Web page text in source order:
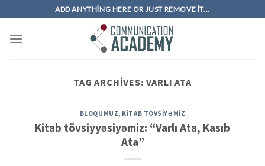
to
content
ADD ANYTHING HERE OR JUST REMOVE IT...
TAG ARCHIVES: VARLI ATA
BLOQUMUZ, KITAB TÖVSIYƏMIZ
Kitab tövsiyyəsiyəmiz: “Varlı Ata, Kasıb
Ata”